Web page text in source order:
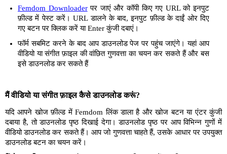
Femdom Downloaderपर जाएं और कॉपी किए गए URL को इनपुट
फ़ील्ड में पेस्ट करें। URL डालने के बाद, इनपुट फ़ील्ड के दाईं ओर दिए
गए बटन पर क्लिक करें या Enter कुंजी दबाएं।
फॉर्म सबमिट करने के बाद आप डाउनलोड पेज पर पहुंच जाएंगे। यहां आप
वीडियो या संगीत फ़ाइल की वांछित गुणवत्ता का चयन कर सकते हैं और बस
इसे डाउनलोड कर सकते हैं
मैं वीडियो या संगीत फ़ाइल कैसे डाउनलोड करूं?
यदि आपने खोज फ़ील्ड में Femdom लिंक डाला है और खोज बटन या एंटर कुंजी
दबाया है, तो डाउनलोड पृष्ठ दिखाई देगा। डाउनलोड पृष्ठ पर आप विभिन्न गुणों में
वीडियो डाउनलोड कर सकते हैं। आप जो गुणवत्ता चाहते हैं, उसके आधार पर उपयुक्त
डाउनलोड बटन का चयन करें।